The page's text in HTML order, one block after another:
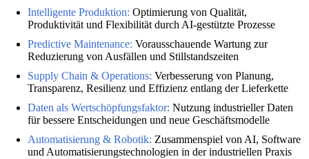
Intelligente Produktion: Optimierung von Qualität,
Produktivität und Flexibilität durch AI-gestützte Prozesse
Predictive Maintenance: Vorausschauende Wartung zur
Reduzierung von Ausfällen und Stillstandszeiten
Supply Chain & Operations: Verbesserung von Planung,
Transparenz, Resilienz und Effizienz entlang der Lieferkette
Daten als Wertschöpfungsfaktor: Nutzung industrieller Daten
für bessere Entscheidungen und neue Geschäftsmodelle
Automatisierung & Robotik: Zusammenspiel von AI, Software
und Automatisierungstechnologien in der industriellen Praxis